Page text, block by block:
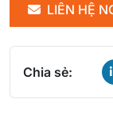
LIÊN HỆ
Chia sẻ: